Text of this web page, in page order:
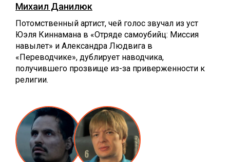
Михаил Данилюк
Потомственный артист, чей голос звучал из уст
Юэля Киннамана в «Отряде самоубийц: Миссия
навылет» и Александра Людвига в
«Переводчике», дублирует наводчика,
получившего прозвище из-за приверженности к
религии.